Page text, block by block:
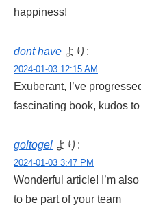
happiness!
dont have より:
2024-01-03 12:15 AM
Exuberant, I’ve
fascinating book, kudos
goltogel より:
2024-01-03 3:47 PM
Wonderful article! I’m
to be part of your team